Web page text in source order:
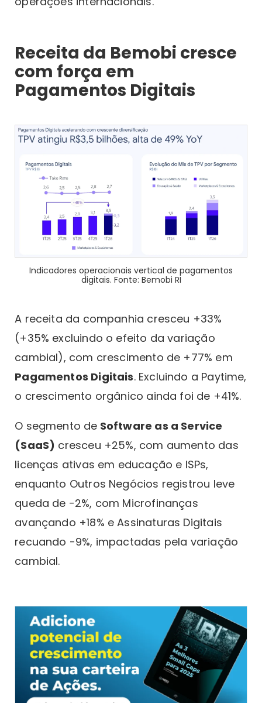
Receita da Bemobi cresce
com força em
Pagamentos Digitais
Indicadores operacionais vertical de pagamentos
digitais. Fonte: Bemobi RI
A receita da companhia cresceu +33%
(+35% excluindo o efeito da variação
cambial), com crescimento de +77% em
Pagamentos Digitais. Excluindo a Paytime,
o crescimento orgânico ainda foi de +41%.
O segmento de Software as a Service
(SaaS) cresceu +25%, com aumento das
licenças ativas em educação e ISPs,
enquanto Outros Negócios registrou leve
queda de -2%, com Microfinanças
avançando +18% e Assinaturas Digitais
recuando -9%, impactadas pela variação
cambial.